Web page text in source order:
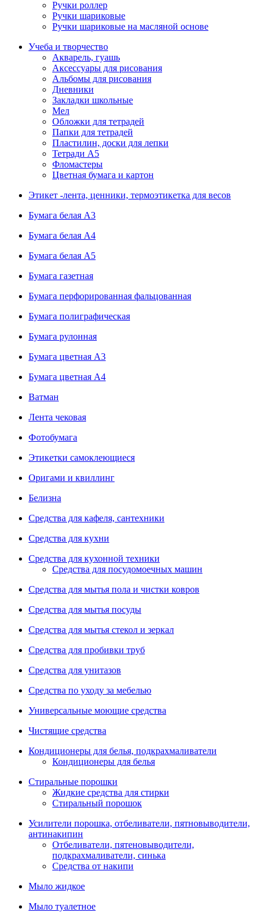
Ручки роллер
Ручки шариковые
Ручки шариковые на масляной основе
Учеба и творчество
Акварель, гуашь
Аксессуары для рисования
Альбомы для рисования
Дневники
Закладки школьные
Мел
Обложки для тетрадей
Папки для тетрадей
Пластилин, доски для лепки
Тетради А5
Фломастеры
Цветная бумага и картон
Этикет -лента, ценники, термоэтикетка для весов
Бумага белая А3
Бумага белая А4
Бумага белая А5
Бумага газетная
Бумага перфорированная фальцованная
Бумага полиграфическая
Бумага рулонная
Бумага цветная А3
Бумага цветная А4
Ватман
Лента чековая
Фотобумага
Этикетки самоклеющиеся
Оригами и квиллинг
Белизна
Средства для кафеля, сантехники
Средства для кухни
Средства для кухонной техники
Средства для посудомоечных машин
Средства для мытья пола и чистки ковров
Средства для мытья посуды
Средства для мытья стекол и зеркал
Средства для пробивки труб
Средства для унитазов
Средства по уходу за мебелью
Универсальные моющие средства
Чистящие средства
Кондиционеры для белья, подкрахмаливатели
Кондиционеры для белья
Стиральные порошки
Жидкие средства для стирки
Стиральный порошок
Усилители порошка, отбеливатели, пятновыводители,
антинакипин
Отбеливатели, пятеновыводители,
подкрахмаливатели, синька
Средства от накипи
Мыло жидкое
Мыло туалетное